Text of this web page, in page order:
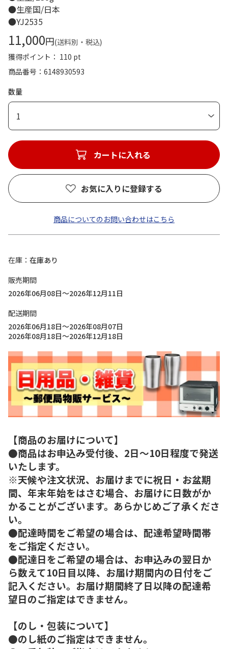
●生産国/日本
●YJ2535
11,000円(送料別・税込)
獲得ポイント： 110 pt
商品番号
6148930593
数量
1
カートに入れる
お気に入りに登録する
商品についてのお問い合わせはこちら
在庫
在庫あり
販売期間
2026年06月08日～2026年12月11日
配送期間
2026年06月18日～2026年08月07日
2026年08月18日～2026年12月18日
【商品のお届けについて】
●商品はお申込み受付後、2日～10日程度で発送
いたします。
※天候や注文状況、お届けまでに祝日・お盆期
間、年末年始をはさむ場合、お届けに日数がか
かることがございます。あらかじめご了承くださ
い。
●配達時間をご希望の場合は、配達希望時間帯
をご指定ください。
●配達日をご希望の場合は、お申込みの翌日か
ら数えて10日目以降、お届け期間内の日付をご
記入ください。お届け期間終了日以降の配達希
望日のご指定はできません。
【のし・包装について】
●のし紙のご指定はできません。